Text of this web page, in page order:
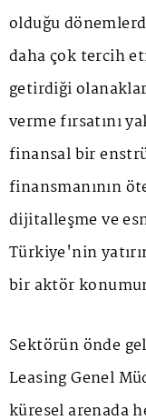
olduğu
daha çok tercih
getirdiği
verme fırsatını
finansal bir
finansmanının
dijitalleşme ve
Türkiye'nin
bir aktör
Sektörün önde
Leasing Genel
küresel arenada